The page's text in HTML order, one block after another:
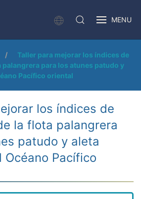
MENU
Taller para mejorar los índices de
palangrera para los atunes patudo y
Pacífico oriental
los índices de
la flota palangrera
patudo y aleta
Océano Pacífico